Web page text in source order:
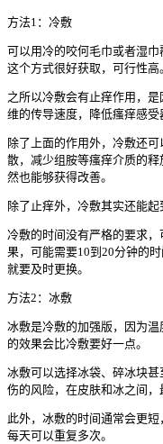
方法1：冷敷
可以用冷的咬何毛巾或者湿
这个方式很好获取，可行性高
之所以冷敷会有止痒作用，
维的传导速度，降低瘙痒感受
除了上面的作用外，冷敷还
散，减少组胺等瘙痒介质的
然也能够获得改善。
除了止痒外，冷敷其实还能起
冷敷的时间没有严格的要求
果，可能需要10到20分钟的
就要及时更换。
方法2：冰敷
冰敷是冷敷的加强版，因为
的效果会比冷敷要好一点。
冰敷可以选择冰袋、碎冰块
伤的风险，在皮肤和冰之间，
此外，冰敷的时间通常会更短
每天可以重复多次。